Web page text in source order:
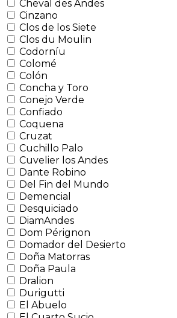
Cheval des Andes
Cinzano
Clos de los Siete
Clos du Moulin
Codorníu
Colomé
Colón
Concha y Toro
Conejo Verde
Confiado
Coquena
Cruzat
Cuchillo Palo
Cuvelier los Andes
Dante Robino
Del Fin del Mundo
Demencial
Desquiciado
DiamAndes
Dom Pérignon
Domador del Desierto
Doña Matorras
Doña Paula
Dralion
Durigutti
El Abuelo